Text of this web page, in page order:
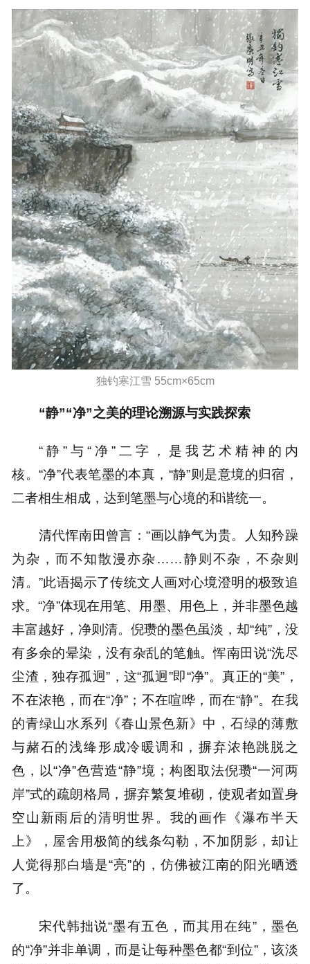
独钓寒江雪 55cm×65cm
“静”“净”之美的理论溯源与实践探索
“静”与“净”二字，是我艺术精神的内
核。“净”代表笔墨的本真，“静”则是意境的归宿，
二者相生相成，达到笔墨与心境的和谐统一。
清代恽南田曾言：“画以静气为贵。人知矜躁
为杂，而不知散漫亦杂……静则不杂，不杂则
清。”此语揭示了传统文人画对心境澄明的极致追
求。“净”体现在用笔、用墨、用色上，并非墨色越
丰富越好，净则清。倪瓒的墨色虽淡，却“纯”，没
有多余的晕染，没有杂乱的笔触。恽南田说“洗尽
尘渣，独存孤迥”，这“孤迥”即“净”。真正的“美”，
不在浓艳，而在“净”；不在喧哗，而在“静”。在我
的青绿山水系列《春山景色新》中，石绿的薄敷
与赭石的浅绛形成冷暖调和，摒弃浓艳跳脱之
色，以“净”色营造“静”境；构图取法倪瓒“一河两
岸”式的疏朗格局，摒弃繁复堆砌，使观者如置身
空山新雨后的清明世界。我的画作《瀑布半天
上》，屋舍用极简的线条勾勒，不加阴影，却让
人觉得那白墙是“亮”的，仿佛被江南的阳光晒透
了。
宋代韩拙说“墨有五色，而其用在纯”，墨色
的“净”并非单调，而是让每种墨色都“到位”，该淡